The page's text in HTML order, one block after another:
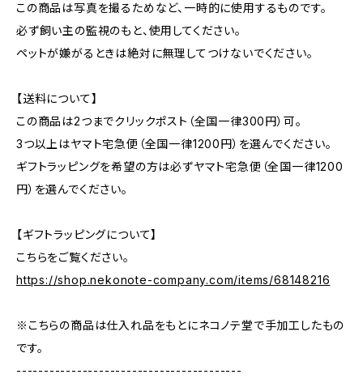
この商品は写真を撮るためなど、一時的に使用するものです。
必ず飼い主の監視のもと、使用してください。
ペットが嫌がるときは絶対に無理してつけないでください。
【送料について】
この商品は2つまでクリックポスト（全国一律300円）可。
3つ以上はヤマト宅急便（全国一律1200円）を選んでください。
ギフトラッピングを希望の方は必ずヤマト宅急便（全国一律1200
円）を選んでください。
【ギフトラッピングについて】
こちらをご覧ください。
https://shop.nekonote-company.com/items/68148216
※こちらの商品は仕入れ品をもとにネコノテ堂で手加工したもの
です。
-----------------------------------------